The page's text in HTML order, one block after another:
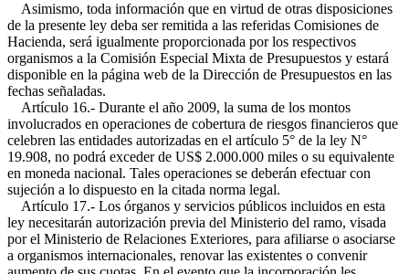
Asimismo, toda información que en virtud de otras disposiciones
de la presente ley deba ser remitida a las referidas Comisiones de
Hacienda, será igualmente proporcionada por los respectivos
organismos a la Comisión Especial Mixta de Presupuestos y estará
disponible en la página web de la Dirección de Presupuestos en las
fechas señaladas.
Artículo 16.- Durante el año 2009, la suma de los montos
involucrados en operaciones de cobertura de riesgos financieros que
celebren las entidades autorizadas en el artículo 5° de la ley N°
19.908, no podrá exceder de US$ 2.000.000 miles o su equivalente
en moneda nacional. Tales operaciones se deberán efectuar con
sujeción a lo dispuesto en la citada norma legal.
Artículo 17.- Los órganos y servicios públicos incluidos en esta
ley necesitarán autorización previa del Ministerio del ramo, visada
por el Ministerio de Relaciones Exteriores, para afiliarse o asociarse
a organismos internacionales, renovar las existentes o convenir